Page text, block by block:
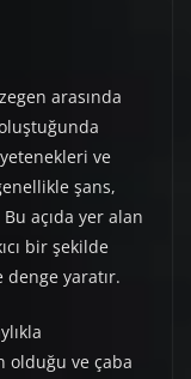
arasında
yetenekleri ve
şans,
açıda yer alan
bir şekilde
yaratır.
olduğu ve çaba